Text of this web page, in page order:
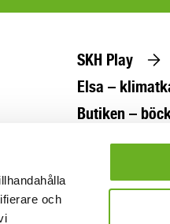
och
SKH Play
Elsa –
Butiken –
Beställ